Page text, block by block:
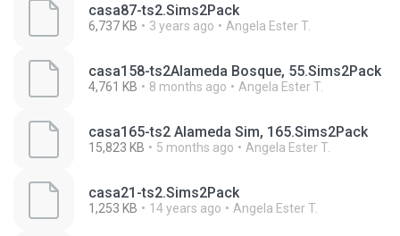
casa87-ts2.Sims2Pack
6,737 KB 3 years ago Angela Ester T.
casa158-ts2Alameda Bosque, 55.Sims2Pack
4,761 KB 8 months ago Angela Ester T.
casa165-ts2 Alameda Sim, 165.Sims2Pack
15,823 KB 5 months ago Angela Ester T.
casa21-ts2.Sims2Pack
1,253 KB 14 years ago Angela Ester T.